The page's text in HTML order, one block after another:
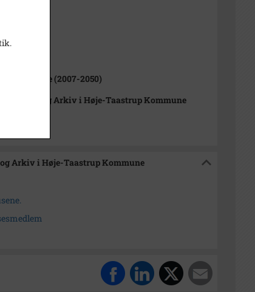
Kommune (2007-2050)
Samling og Arkiv i Høje-Taastrup Kommune
Arkiv i Høje-Taastrup Kommune